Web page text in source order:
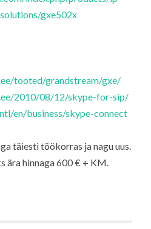
gxe502x
tooted/grandstream/gxe/
2010/08/12/skype-for-sip/
en/business/skype-connect
täiesti töökorras ja nagu uus.
ära hinnaga 600 € + KM.